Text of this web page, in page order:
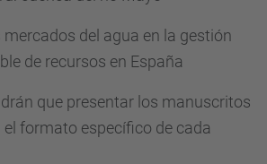
mercados del agua en la gestión
de recursos en España
que presentar los manuscritos
el formato específico de cada